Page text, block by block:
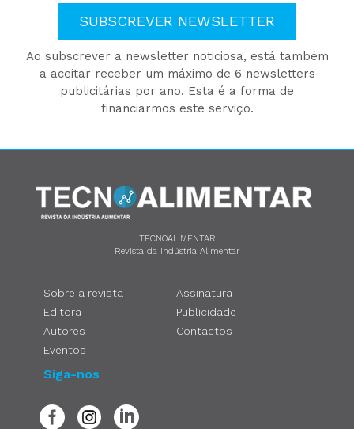
SUBSCREVER NEWSLETTER
Ao subscrever a newsletter noticiosa, está também
a aceitar receber um máximo de 6 newsletters
publicitárias por ano. Esta é a forma de
financiarmos este serviço.
TECNOALIMENTAR
Revista da Indústria Alimentar
Sobre a revista
Editora
Autores
Eventos
Assinatura
Publicidade
Contactos
Siga-nos